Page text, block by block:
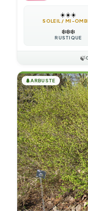
☀️☀️☀️
SOLEIL / MI-
❄️❄️❄️
RUSTIQUE
🍃
🌲ARBUSTE